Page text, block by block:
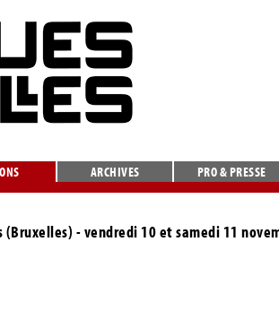
ARCHIVES PRO & PRESSE
- vendredi 10 et samedi 11